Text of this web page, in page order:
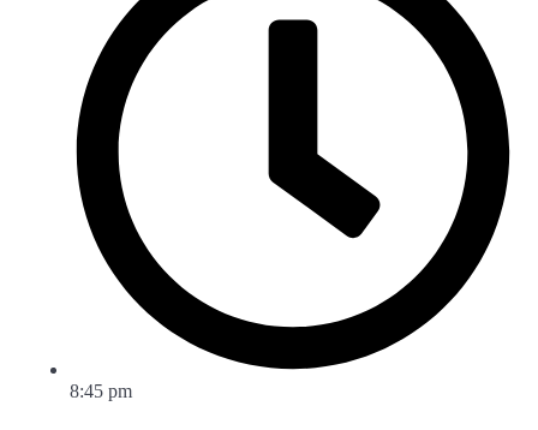
8:45 pm